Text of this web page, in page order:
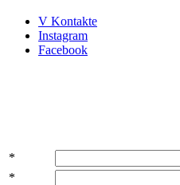
V Kontakte
Instagram
Facebook
*
*